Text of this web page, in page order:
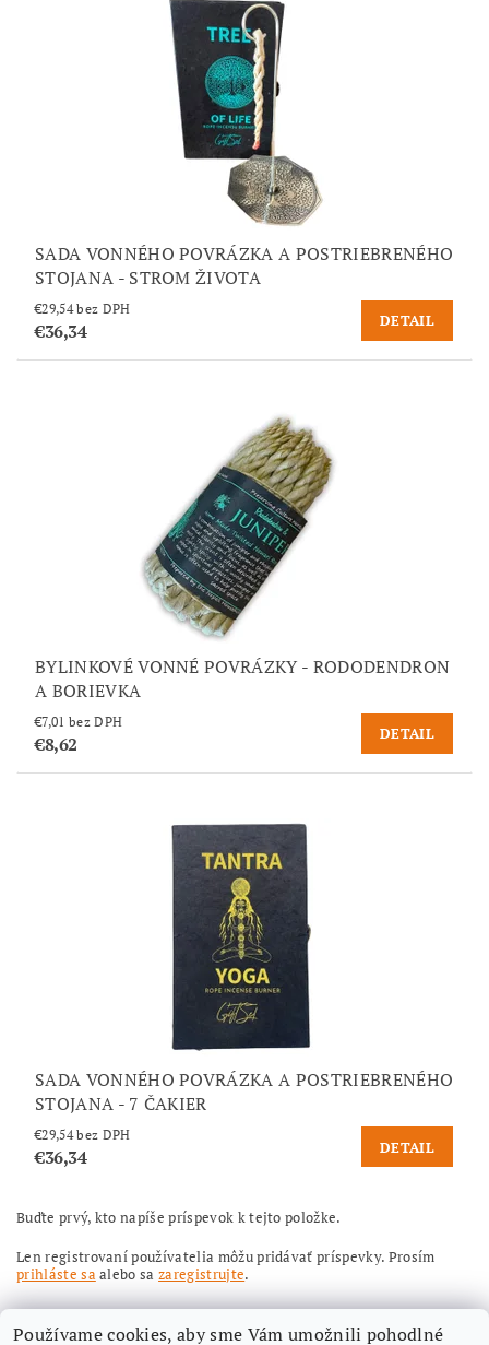
SADA VONNÉHO POVRÁZKA A POSTRIEBRENÉHO
STOJANA - STROM ŽIVOTA
€29,54 bez DPH
€36,34 DETAIL
BYLINKOVÉ VONNÉ POVRÁZKY - RODODENDRON
A BORIEVKA
€7,01 bez DPH
€8,62 DETAIL
SADA VONNÉHO POVRÁZKA A POSTRIEBRENÉHO
STOJANA - 7 ČAKIER
€29,54 bez DPH
€36,34 DETAIL
Buďte prvý, kto napíše príspevok k tejto položke.
Len registrovaní používatelia môžu pridávať príspevky. Prosím
prihláste saalebo sazaregistrujte.
Používame cookies, aby sme Vám umožnili pohodlné